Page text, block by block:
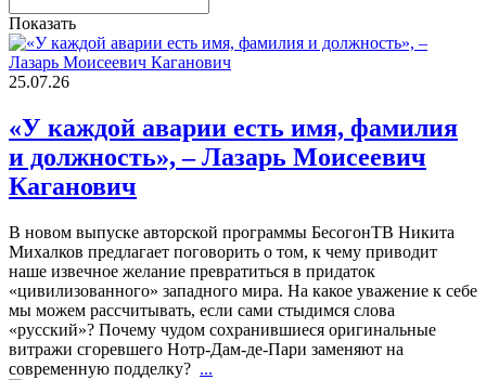
Показать
25.07.26
«У каждой аварии есть имя, фамилия
и должность», – Лазарь Моисеевич
Каганович
В новом выпуске авторской программы БесогонТВ Никита
Михалков предлагает поговорить о том, к чему приводит
наше извечное желание превратиться в придаток
«цивилизованного» западного мира. На какое уважение к себе
мы можем рассчитывать, если сами стыдимся слова
«русский»? Почему чудом сохранившиеся оригинальные
витражи сгоревшего Нотр-Дам-де-Пари заменяют на
современную подделку? ...